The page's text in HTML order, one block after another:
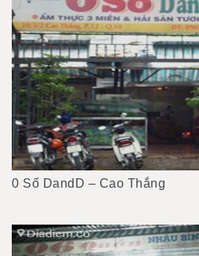
0 Số DandD – Cao Thắng